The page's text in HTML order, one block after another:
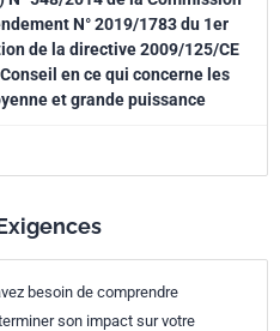
N° 2019/1783 du 1er
de la directive 2009/125/CE
en ce qui concerne les
et grande puissance
besoin de comprendre
son impact sur votre